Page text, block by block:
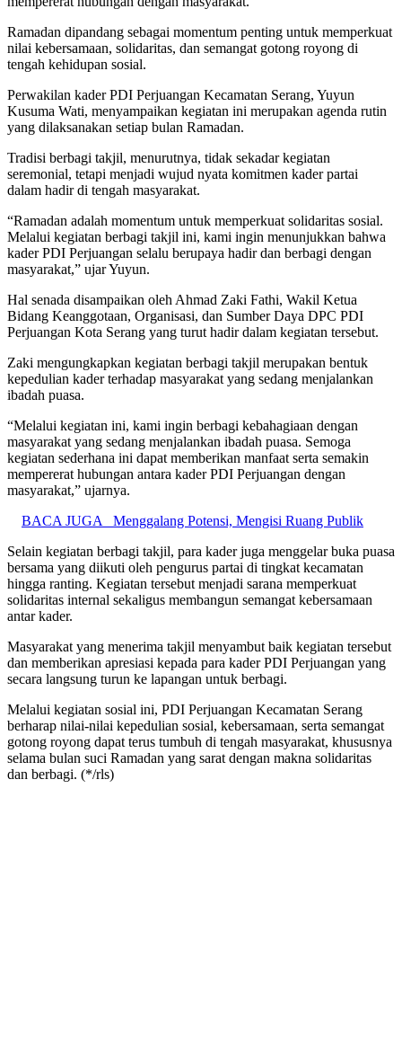
Ramadan dipandang sebagai momentum penting untuk memperkuat
nilai kebersamaan, solidaritas, dan semangat gotong royong di
tengah kehidupan sosial.
Perwakilan kader PDI Perjuangan Kecamatan Serang, Yuyun
Kusuma Wati, menyampaikan kegiatan ini merupakan agenda rutin
yang dilaksanakan setiap bulan Ramadan.
Tradisi berbagi takjil, menurutnya, tidak sekadar kegiatan
seremonial, tetapi menjadi wujud nyata komitmen kader partai
dalam hadir di tengah masyarakat.
“Ramadan adalah momentum untuk memperkuat solidaritas sosial.
Melalui kegiatan berbagi takjil ini, kami ingin menunjukkan bahwa
kader PDI Perjuangan selalu berupaya hadir dan berbagi dengan
masyarakat,” ujar Yuyun.
Hal senada disampaikan oleh Ahmad Zaki Fathi, Wakil Ketua
Bidang Keanggotaan, Organisasi, dan Sumber Daya DPC PDI
Perjuangan Kota Serang yang turut hadir dalam kegiatan tersebut.
Zaki mengungkapkan kegiatan berbagi takjil merupakan bentuk
kepedulian kader terhadap masyarakat yang sedang menjalankan
ibadah puasa.
“Melalui kegiatan ini, kami ingin berbagi kebahagiaan dengan
masyarakat yang sedang menjalankan ibadah puasa. Semoga
kegiatan sederhana ini dapat memberikan manfaat serta semakin
mempererat hubungan antara kader PDI Perjuangan dengan
masyarakat,” ujarnya.
BACA JUGA
Menggalang Potensi, Mengisi Ruang Publik
Selain kegiatan berbagi takjil, para kader juga menggelar buka puasa
bersama yang diikuti oleh pengurus partai di tingkat kecamatan
hingga ranting. Kegiatan tersebut menjadi sarana memperkuat
solidaritas internal sekaligus membangun semangat kebersamaan
antar kader.
Masyarakat yang menerima takjil menyambut baik kegiatan tersebut
dan memberikan apresiasi kepada para kader PDI Perjuangan yang
secara langsung turun ke lapangan untuk berbagi.
Melalui kegiatan sosial ini, PDI Perjuangan Kecamatan Serang
berharap nilai-nilai kepedulian sosial, kebersamaan, serta semangat
gotong royong dapat terus tumbuh di tengah masyarakat, khususnya
selama bulan suci Ramadan yang sarat dengan makna solidaritas
dan berbagi. (*/rls)